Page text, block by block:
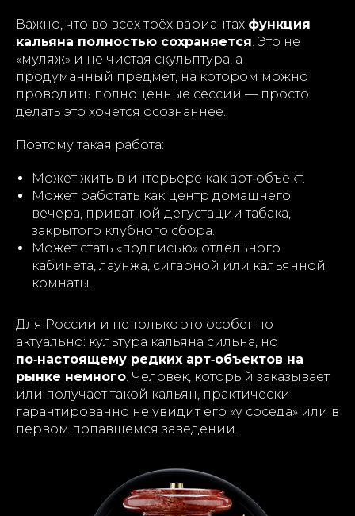
Важно, что во всех трёх вариантах функция
кальяна полностью сохраняется . Это не
«муляж» и не чистая скульптура, а
продуманный предмет, на котором можно
проводить полноценные сессии — просто
делать это хочется осознаннее.
Поэтому такая работа:
Может жить в интерьере как арт‑объект.
Может работать как центр домашнего
вечера, приватной дегустации табака,
закрытого клубного сбора.
Может стать «подписью» отдельного
кабинета, лаунжа, сигарной или кальянной
комнаты.
Для России и не только это особенно
актуально: культура кальяна сильна, но
по‑настоящему редких арт‑объектов на
рынке немного . Человек, который заказывает
или получает такой кальян, практически
гарантированно не увидит его «у соседа» или в
первом попавшемся заведении.